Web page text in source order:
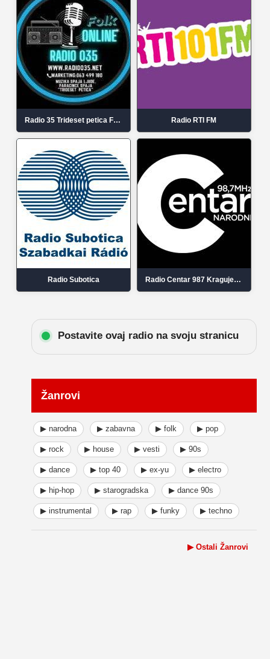
Radio 35 Trideset petica Folk Čuprija Radio RTI FM
Radio Subotica Radio Centar 987 Kragujevac
Postavite ovaj radio na svoju stranicu
Žanrovi
▶ narodna ▶ zabavna ▶ folk ▶ pop
▶ rock ▶ house ▶ vesti ▶ 90s
▶ dance ▶ top 40 ▶ ex-yu ▶ electro
▶ hip-hop ▶ starogradska ▶ dance 90s
▶ instrumental ▶ rap ▶ funky ▶ techno
▶ Ostali Žanrovi